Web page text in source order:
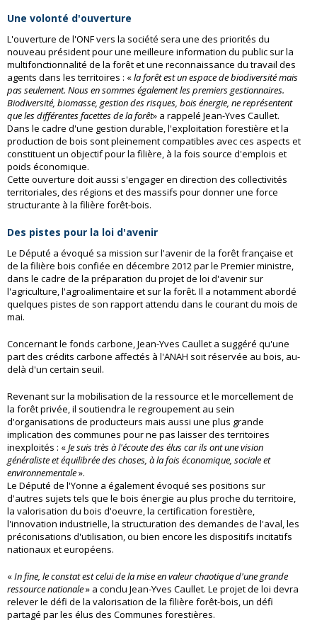
Une volonté d'ouverture
L'ouverture de l'ONF vers la société sera une des priorités du
nouveau président pour une meilleure information du public sur la
multifonctionnalité de la forêt et une reconnaissance du travail des
agents dans les territoires : «la forêt est un espace de biodiversité mais
pas seulement. Nous en sommes également les premiers gestionnaires.
Biodiversité, biomasse, gestion des risques, bois énergie, ne représentent
que les différentes facettes de la forêt» a rappelé Jean-Yves Caullet.
Dans le cadre d'une gestion durable, l'exploitation forestière et la
production de bois sont pleinement compatibles avec ces aspects et
constituent un objectif pour la filière, à la fois source d'emplois et
poids économique.
Cette ouverture doit aussi s'engager en direction des collectivités
territoriales, des régions et des massifs pour donner une force
structurante à la filière forêt-bois.
Des pistes pour la loi d'avenir
Le Député a évoqué sa mission sur l'avenir de la forêt française et
de la filière bois confiée en décembre 2012 par le Premier ministre,
dans le cadre de la préparation du projet de loi d'avenir sur
l'agriculture, l'agroalimentaire et sur la forêt. Il a notamment abordé
quelques pistes de son rapport attendu dans le courant du mois de
mai.
Concernant le fonds carbone, Jean-Yves Caullet a suggéré qu'une
part des crédits carbone affectés à l'ANAH soit réservée au bois, au-
delà d'un certain seuil.
Revenant sur la mobilisation de la ressource et le morcellement de
la forêt privée, il soutiendra le regroupement au sein
d'organisations de producteurs mais aussi une plus grande
implication des communes pour ne pas laisser des territoires
inexploités : « Je suis très à l'écoute des élus car ils ont une vision
généraliste et équilibrée des choses, à la fois économique, sociale et
environnementale».
Le Député de l'Yonne a également évoqué ses positions sur
d'autres sujets tels que le bois énergie au plus proche du territoire,
la valorisation du bois d'oeuvre, la certification forestière,
l'innovation industrielle, la structuration des demandes de l'aval, les
préconisations d'utilisation, ou bien encore les dispositifs incitatifs
nationaux et européens.
«In fine, le constat est celui de la mise en valeur chaotique d'une grande
ressource nationale» a conclu Jean-Yves Caullet. Le projet de loi devra
relever le défi de la valorisation de la filière forêt-bois, un défi
partagé par les élus des Communes forestières.